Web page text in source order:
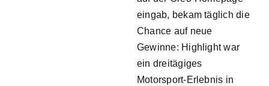
eingab, bekam täglich die
Chance auf neue
Gewinne: Highlight war
ein dreitägiges
Motorsport-Erlebnis in